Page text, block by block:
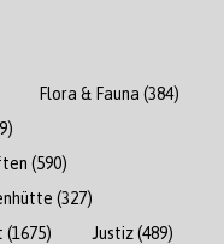
Flora & Fauna (384)
(590)
(327)
(1675) Justiz(489)